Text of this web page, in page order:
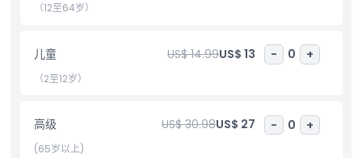
亮点
包含项
排除项
（12至64岁）
儿童 US$ 14.99US$ 13 - 0 +
（2至12岁）
高级 US$ 30.98US$ 27 - 0 +
(65岁以上)